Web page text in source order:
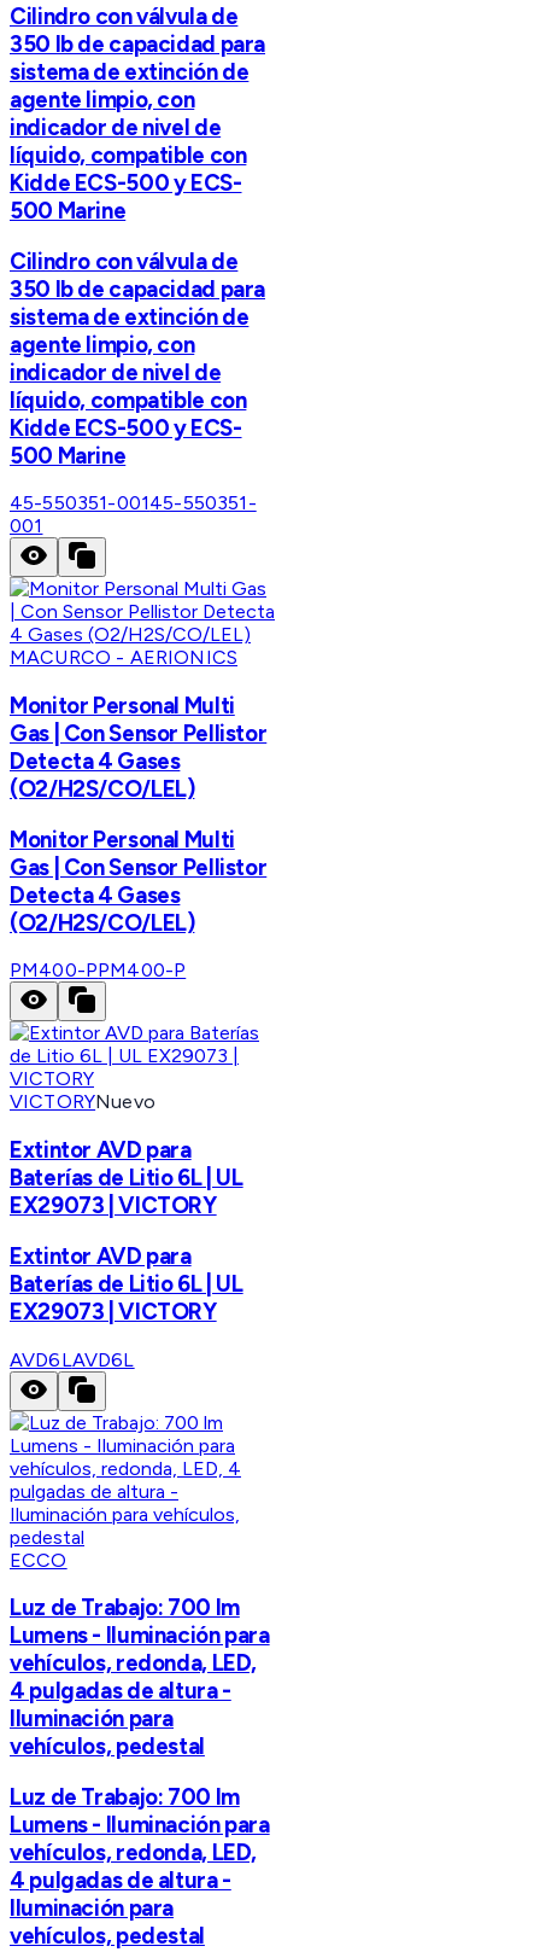
Cilindro con válvula de
350 lb de capacidad para
sistema de extinción de
agente limpio, con
indicador de nivel de
líquido, compatible con
Kidde ECS-500 y ECS-
500 Marine
Cilindro con válvula de
350 lb de capacidad para
sistema de extinción de
agente limpio, con
indicador de nivel de
líquido, compatible con
Kidde ECS-500 y ECS-
500 Marine
45-550351-00145-550351-
001
MACURCO - AERIONICS
Monitor Personal Multi
Gas | Con Sensor Pellistor
Detecta 4 Gases
(O2/H2S/CO/LEL)
Monitor Personal Multi
Gas | Con Sensor Pellistor
Detecta 4 Gases
(O2/H2S/CO/LEL)
PM400-PPM400-P
VICTORYNuevo
Extintor AVD para
Baterías de Litio 6L | UL
EX29073 | VICTORY
Extintor AVD para
Baterías de Litio 6L | UL
EX29073 | VICTORY
AVD6LAVD6L
ECCO
Luz de Trabajo: 700 lm
Lumens - Iluminación para
vehículos, redonda, LED,
4 pulgadas de altura -
Iluminación para
vehículos, pedestal
Luz de Trabajo: 700 lm
Lumens - Iluminación para
vehículos, redonda, LED,
4 pulgadas de altura -
Iluminación para
vehículos, pedestal